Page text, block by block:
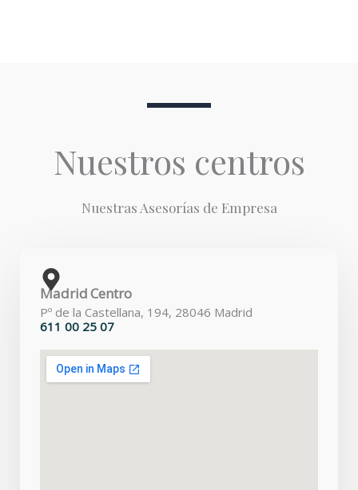
Nuestros centros
Nuestras Asesorías de Empresa
Madrid Centro
Pº de la Castellana, 194, 28046 Madrid
611 00 25 07